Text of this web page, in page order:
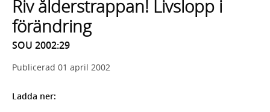
lista
med
sökförslag
Riv ålderstrappan! Livslopp i
förändring
SOU 2002:29
Publicerad 01 april 2002
Ladda ner: